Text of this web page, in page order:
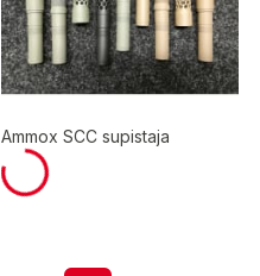
Ammox SCC supistaja